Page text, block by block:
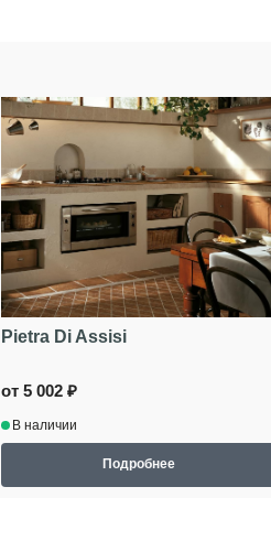
Pietra Di Assisi
от 5 002 ₽
В наличии
Подробнее